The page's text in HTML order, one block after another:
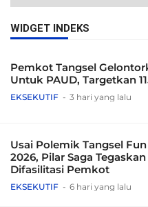
WIDGET INDEKS
Pemkot Tangsel
Untuk PAUD, Targetkan
EKSEKUTIF 3 hari yang lalu
Usai Polemik Tangsel
2026, Pilar Saga
Difasilitasi Pemkot
EKSEKUTIF 6 hari yang lalu